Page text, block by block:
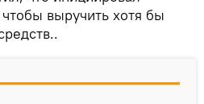
выручить хотя бы